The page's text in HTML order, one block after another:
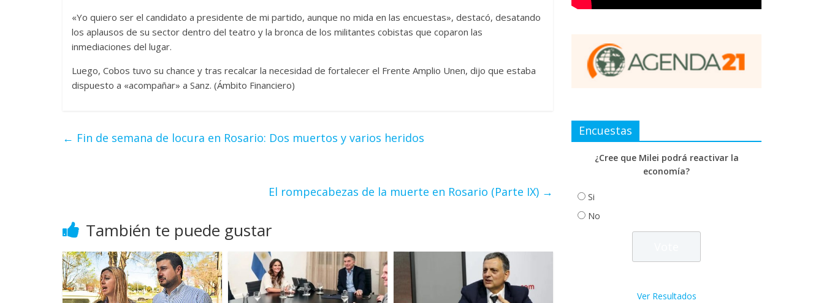
«Yo quiero ser el candidato a presidente de mi partido, aunque no mida en las encuestas», destacó, desatando
los aplausos de su sector dentro del teatro y la bronca de los militantes cobistas que coparon las
inmediaciones del lugar.
Luego, Cobos tuvo su chance y tras recalcar la necesidad de fortalecer el Frente Amplio Unen, dijo que estaba
dispuesto a «acompañar» a Sanz. (Ámbito Financiero)
← Fin de semana de locura en Rosario: Dos muertos y varios heridos
El rompecabezas de la muerte en Rosario (Parte IX) →
También te puede gustar
Encuestas
¿Cree que Milei podrá reactivar la
economía?
Si
No
Ver Resultados